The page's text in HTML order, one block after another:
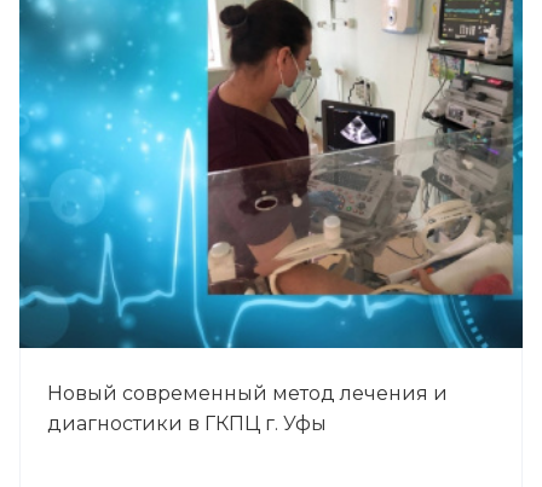
Новый современный метод лечения и
диагностики в ГКПЦ г. Уфы